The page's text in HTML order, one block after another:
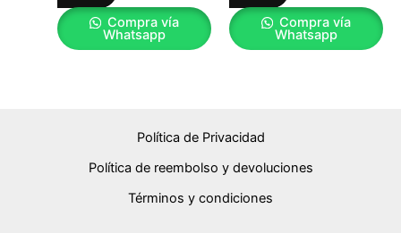
Compra vía
Whatsapp
Compra vía
Whatsapp
Política de Privacidad
Política de reembolso y devoluciones
Términos y condiciones